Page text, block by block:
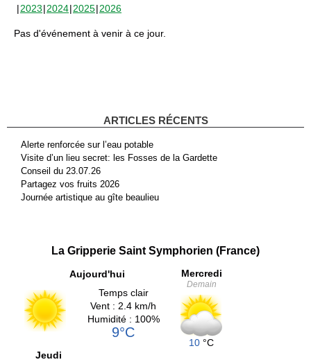
2023 2024 2025 2026
Pas d'événement à venir à ce jour.
ARTICLES RÉCENTS
Alerte renforcée sur l’eau potable
Visite d’un lieu secret: les Fosses de la Gardette
Conseil du 23.07.26
Partagez vos fruits 2026
Journée artistique au gîte beaulieu
La Gripperie Saint Symphorien (France)
Aujourd'hui
Temps clair
Vent : 2.4 km/h
Humidité : 100%
9°C
Mercredi
Demain
10 °C
Jeudi